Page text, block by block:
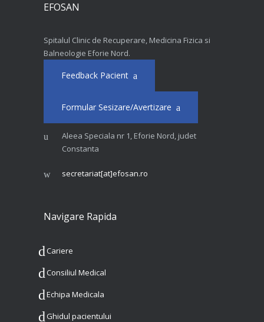
EFOSAN
Spitalul Clinic de Recuperare, Medicina Fizica si
Balneologie Eforie Nord.
Feedback Pacient
Formular Sesizare/Avertizare
Aleea Speciala nr 1, Eforie Nord, judet
Constanta
secretariat[at]efosan.ro
Navigare Rapida
Cariere
Consiliul Medical
Echipa Medicala
Ghidul pacientului